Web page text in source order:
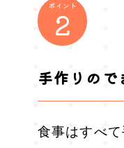
ポイント
2
手作りの
食事はすべ